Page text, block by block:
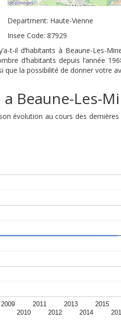
Department: Haute-Vienne
Insee Code: 87929
t-il d’habitants à Beaune-Les-
d’habitants depuis l’année
la possibilité de donner votre
Beaune-Les-
évolution au cours des
2009
2010
2011
2012
2013
2014
2015